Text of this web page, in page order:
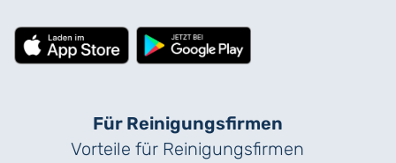
Für Reinigungs­firmen
Vorteile für Reinigungs­firmen